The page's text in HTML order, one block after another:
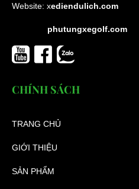
Website: xediendulich.com
phutungxegolf.com
CHÍNH SÁCH
TRANG CHỦ
GIỚI THIỆU
SẢN PHẨM